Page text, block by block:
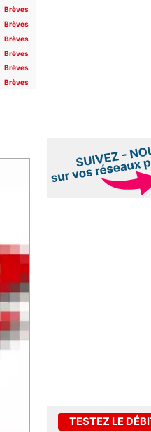
Brèves
Brèves
Brèves
Brèves
Brèves
Brèves
TESTEZ LE